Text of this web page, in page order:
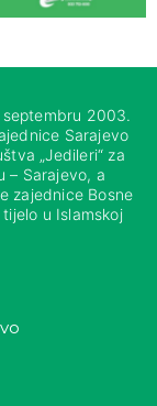
2003.
Sarajevo
„Jedileri“ za
– Sarajevo, a
zajednice Bosne
u Islamskoj